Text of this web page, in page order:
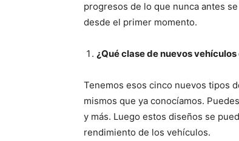
progresos de lo que nunca antes
desde el primer momento.
¿Qué clase de nuevos
Tenemos esos cinco nuevos tipos
mismos que ya conocíamos.
y más. Luego estos diseños se
rendimiento de los vehículos.